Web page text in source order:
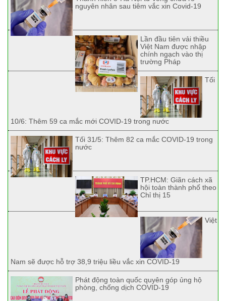
nguyên nhân sau tiêm vắc xin Covid-19
Lần đầu tiên vải thiều
Việt Nam được nhập
chính ngạch vào thị
trường Pháp
Tối
10/6: Thêm 59 ca mắc mới COVID-19 trong nước
Tối 31/5: Thêm 82 ca mắc COVID-19 trong
nước
TP.HCM: Giãn cách xã
hội toàn thành phố theo
Chỉ thị 15
Việt
Nam sẽ được hỗ trợ 38,9 triệu liều vắc xin COVID-19
Phát động toàn quốc quyên góp ủng hộ
phòng, chống dịch COVID-19